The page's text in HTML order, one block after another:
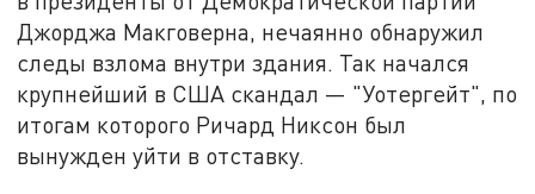
Джорджа Макговерна, нечаянно обнаружил
следы взлома внутри здания. Так начался
крупнейший в США скандал — "Уотергейт", по
итогам которого Ричард Никсон был
вынужден уйти в отставку.